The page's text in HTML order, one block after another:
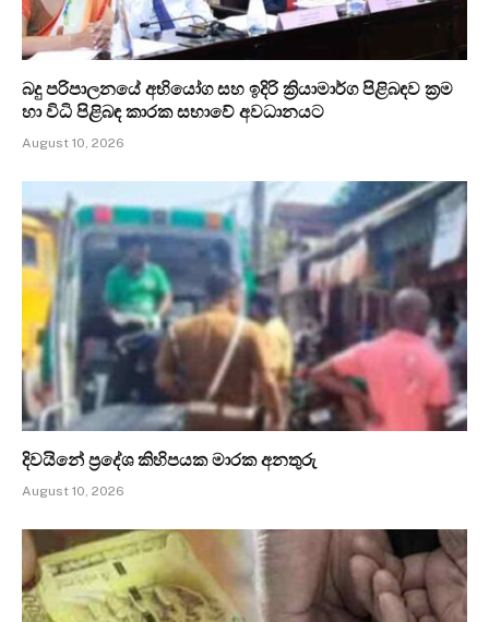
බදු පරිපාලනයේ අභියෝග සහ ඉදිරි ක්‍රියාමාර්ග පිළිබඳව ක්‍රම
හා විධි පිළිබඳ කාරක සභාවේ අවධානයට
August 10, 2026
දිවයිනේ ප්‍රදේශ කිහිපයක මාරක අනතුරු
August 10, 2026